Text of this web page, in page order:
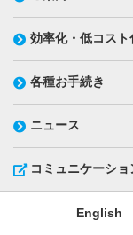
効率化・低コスト
各種お手続き
ニュース
コミュニケーショ
English